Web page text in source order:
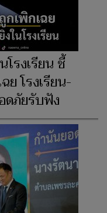
โรงเรียน ชี้
ย โรงเรียน-
ดภัยรับฟัง